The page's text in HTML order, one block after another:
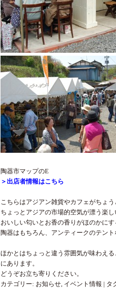
陶器市マップのE
＞出店者情報はこちら
こちらはアジアン雑貨やカフェがちょ
ちょっとアジアの市場的空気が漂う楽
おいしい匂いとお香の香りがほのかに
陶器はもちろん、アンティークのテン
ほかとはちょっと違う雰囲気が味わえ
にあります。
どうぞお立ち寄りください。
カテゴリー: お知らせ, イベント情報 | タ